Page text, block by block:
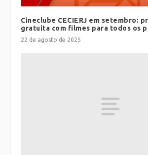
Cineclube CECIERJ em setembro:
gratuita com filmes para todos os
22 de agosto de 2025